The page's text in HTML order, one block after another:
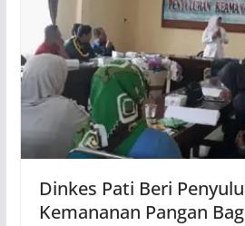
Dinkes Pati Beri
Kemananan Pangan